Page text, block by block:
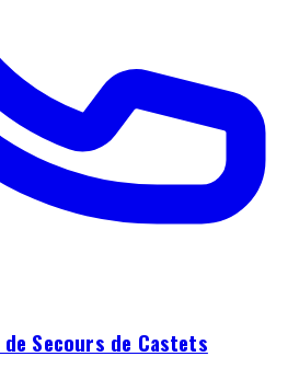
Secours de Castets